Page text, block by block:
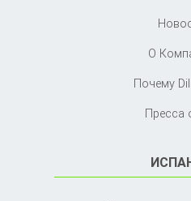
О
Почему
Пресса